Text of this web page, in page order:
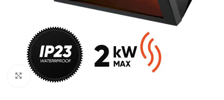
Padidinti